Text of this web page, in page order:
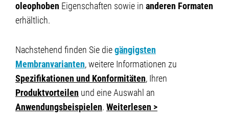
oleophoben Eigenschaften sowie in anderen Formaten
erhältlich.
Nachstehend finden Sie diegängigsten
Membranvarianten, weitere Informationen zu
Spezifikationen und Konformitäten, Ihren
Produktvorteilen und eine Auswahl an
Anwendungsbeispielen. Weiterlesen >